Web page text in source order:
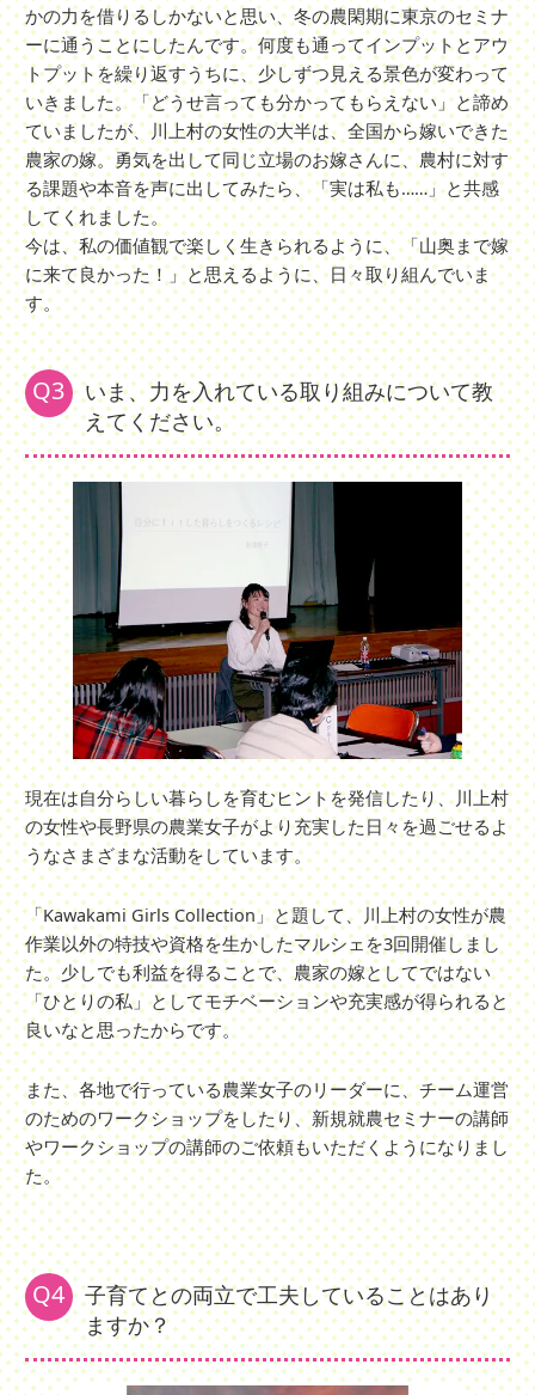
かの力を借りるしかないと思い、冬の農閑期に東京のセミナ
ーに通うことにしたんです。何度も通ってインプットとアウ
トプットを繰り返すうちに、少しずつ見える景色が変わって
いきました。「どうせ言っても分かってもらえない」と諦め
ていましたが、川上村の女性の大半は、全国から嫁いできた
農家の嫁。勇気を出して同じ立場のお嫁さんに、農村に対す
る課題や本音を声に出してみたら、「実は私も……」と共感
してくれました。
今は、私の価値観で楽しく生きられるように、「山奥まで嫁
に来て良かった！」と思えるように、日々取り組んでいま
す。
Q3
いま、力を入れている取り組みについて教
えてください。
現在は自分らしい暮らしを育むヒントを発信したり、川上村
の女性や長野県の農業女子がより充実した日々を過ごせるよ
うなさまざまな活動をしています。
「Kawakami Girls Collection」と題して、川上村の女性が農
作業以外の特技や資格を生かしたマルシェを3回開催しまし
た。少しでも利益を得ることで、農家の嫁としてではない
「ひとりの私」としてモチベーションや充実感が得られると
良いなと思ったからです。
また、各地で行っている農業女子のリーダーに、チーム運営
のためのワークショップをしたり、新規就農セミナーの講師
やワークショップの講師のご依頼もいただくようになりまし
た。
Q4
子育てとの両立で工夫していることはあり
ますか？